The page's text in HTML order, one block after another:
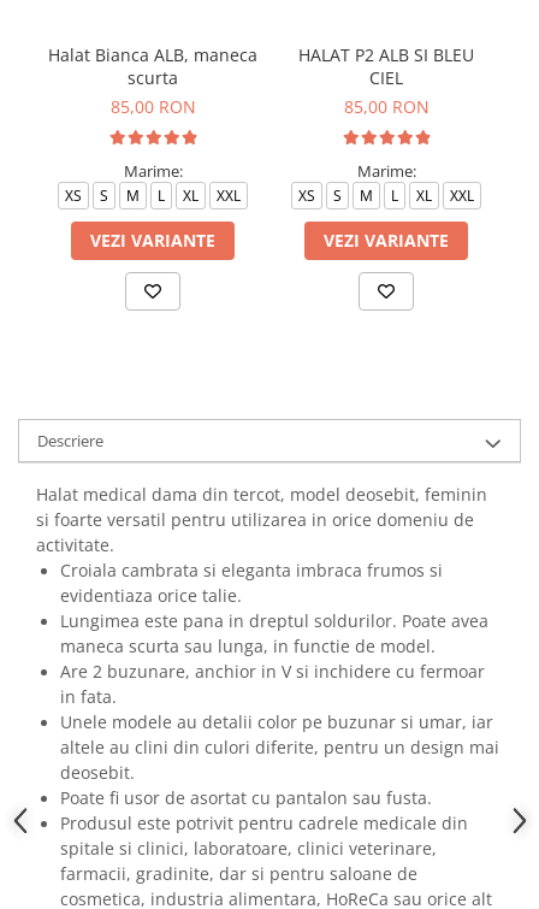
Halat Bianca ALB, maneca
scurta
85,00 RON
Marime:
XS S M L XL XXL
VEZI VARIANTE
HALAT P2 ALB SI BLEU
CIEL
85,00 RON
Marime:
XS S M L XL XXL
VEZI VARIANTE
Descriere
Halat medical dama din tercot, model deosebit, feminin
si foarte versatil pentru utilizarea in orice domeniu de
activitate.
Croiala cambrata si eleganta imbraca frumos si
evidentiaza orice talie.
Lungimea este pana in dreptul soldurilor. Poate avea
maneca scurta sau lunga, in functie de model.
Are 2 buzunare, anchior in V si inchidere cu fermoar
in fata.
Unele modele au detalii color pe buzunar si umar, iar
altele au clini din culori diferite, pentru un design mai
deosebit.
Poate fi usor de asortat cu pantalon sau fusta.
Produsul este potrivit pentru cadrele medicale din
spitale si clinici, laboratoare, clinici veterinare,
farmacii, gradinite, dar si pentru saloane de
cosmetica, industria alimentara, HoReCa sau orice alt